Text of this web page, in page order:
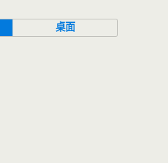
桌面